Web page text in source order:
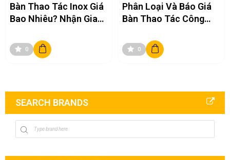
Bàn Thao Tác Inox Giá
Bao Nhiêu? Nhận Gia
Inox
0
Phân Loại Và Báo Giá
Bàn Thao Tác Công
0
SEARCH BRANDS